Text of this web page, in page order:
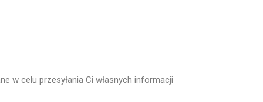
w celu przesyłania Ci własnych informacji